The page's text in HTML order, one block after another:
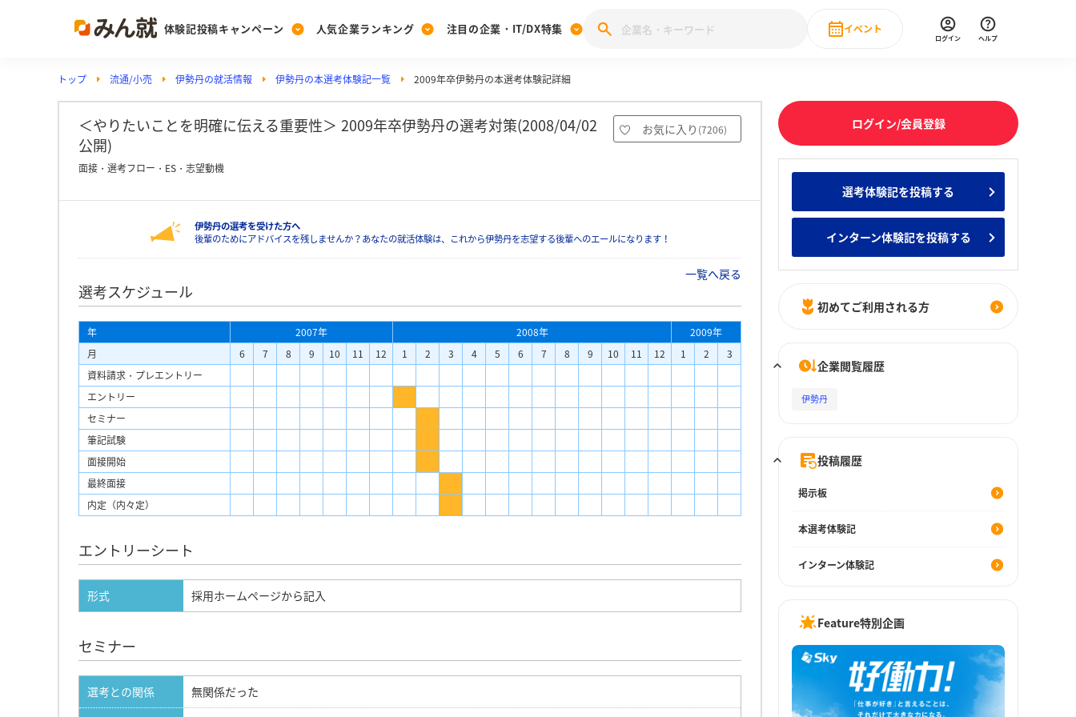
体験記投稿キャンペーン
Post
投稿する
[27卒] 本選考体験記投稿キャンペーン
人気企業ランキング
Ranking
ランキングを見る
みんなのDX企業就職ブランド調査
みんなの新卒就職人気企業ランキング みんなのインターン人気企業ランキ
注目の企業・IT/DX特集
PickUp
注目の企業特集
28卒 IT・DX現場社員インタビュー
動画で知ろう！業界・企業研究
イベント
直近のイベント一覧
ログイン ヘルプ
トップ 流通/小売 伊勢丹の就活情報 伊勢丹の本選考体験記一覧 2009年卒伊勢丹の本選考体験記詳細
＜やりたいことを明確に伝える重要性＞ 2009年卒伊勢丹の選考対策(2008/04/02
公開)
お気に入り (7206)
面接・選考フロー・ES・志望動機
伊勢丹の選考を受けた方へ
後輩のためにアドバイスを残しませんか？あなたの就活体験は、これから伊勢丹を志望する後輩へのエールになります！
一覧へ戻る
選考スケジュール
年 2007年 2008年
2009年
月
6 7 8 9 10 11 12 1 2 3 4 5 6 7 8 9 10 11 12 1 2
3
資料請求・プレエントリー
エントリー
セミナー
筆記試験
面接開始
最終面接
内定（内々定）
エントリーシート
形式 採用ホームページから記入
セミナー
選考との関係
無関係だった
ログイン/会員登録
選考体験記を投稿する
インターン体験記を投稿する
初めてご利用される方
企業閲覧履歴
伊勢丹
投稿履歴
掲示板
本選考体験記
インターン体験記
Feature特別企画